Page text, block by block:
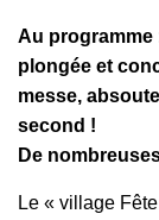
Au programme
plongée et
messe,
second !
De
Le « village